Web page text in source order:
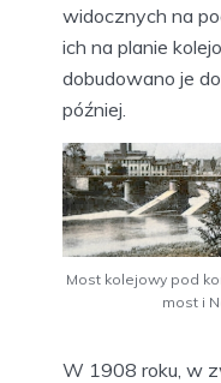
widocznych na
ich na planie
dobudowano je
później.
Most kolejowy pod
most i
W 1908 roku, w